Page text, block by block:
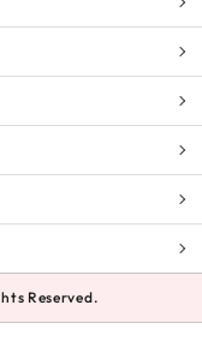
Reserved.